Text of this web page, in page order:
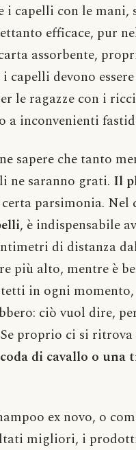
capelli con le mani,
efficace, pur
assorbente,
devono
le ragazze con i
a inconvenienti
sapere che tanto
ne saranno grati. Il
parsimonia.
, è indispensabile
di distanza
più alto, mentre è
in ogni
ciò vuol dire,
proprio ci si ritrova
coda di cavallo o una
ex novo, o
migliori, i